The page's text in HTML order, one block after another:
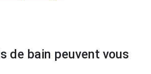
de bain peuvent vous